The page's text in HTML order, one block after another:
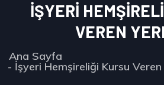
İŞYERI
VEREN
Ana Sayfa
İşyeri Hemşireliği Kursu